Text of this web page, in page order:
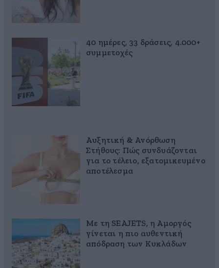
40 ημέρες, 33 δράσεις, 4.000+
συμμετοχές
Αυξητική & Ανόρθωση
Στήθους: Πώς συνδυάζονται
για το τέλειο, εξατομικευμένο
αποτέλεσμα
Με τη SEAJETS, η Αμοργός
γίνεται η πιο αυθεντική
απόδραση των Κυκλάδων